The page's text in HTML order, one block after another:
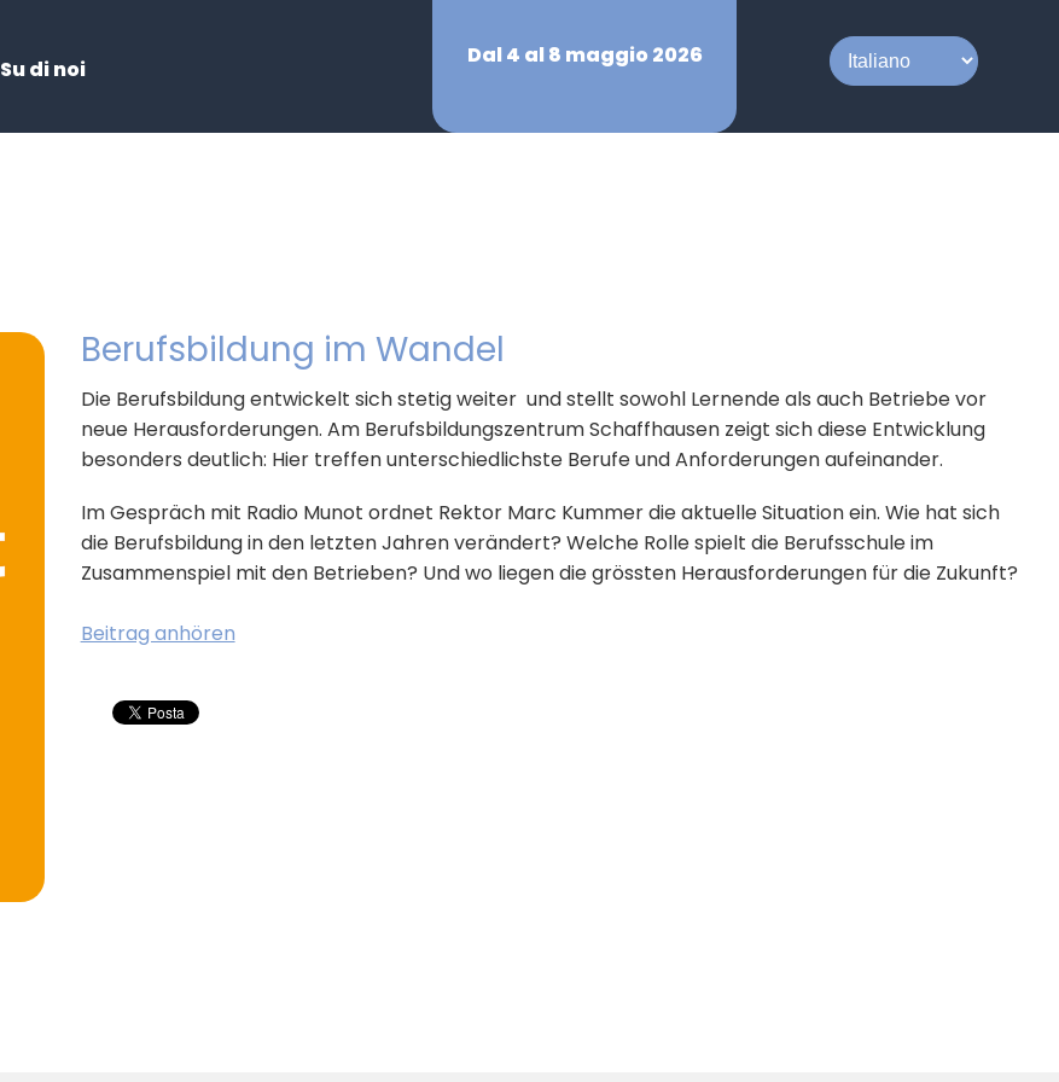
Su di noi
Dal 4 al 8 maggio 2026
Berufsbildung im Wandel
Die Berufsbildung entwickelt sich stetig weiter und stellt sowohl Lernende als auch Betriebe vor
neue Herausforderungen. Am Berufsbildungszentrum Schaffhausen zeigt sich diese Entwicklung
besonders deutlich: Hier treffen unterschiedlichste Berufe und Anforderungen aufeinander.
Im Gespräch mit Radio Munot ordnet Rektor Marc Kummer die aktuelle Situation ein. Wie hat sich
die Berufsbildung in den letzten Jahren verändert? Welche Rolle spielt die Berufsschule im
Zusammenspiel mit den Betrieben? Und wo liegen die grössten Herausforderungen für die Zukunft?
Beitrag anhören